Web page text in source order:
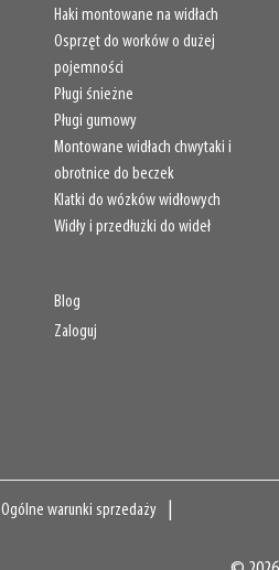
Haki montowane na widłach
Osprzęt do worków o dużej
pojemności
Pługi śnieżne
Pługi gumowy
Montowane widłach chwytaki i
obrotnice do beczek
Klatki do wózków widłowych
Widły i przedłużki do wideł
Blog
Zaloguj
Ogólne warunki sprzedaży